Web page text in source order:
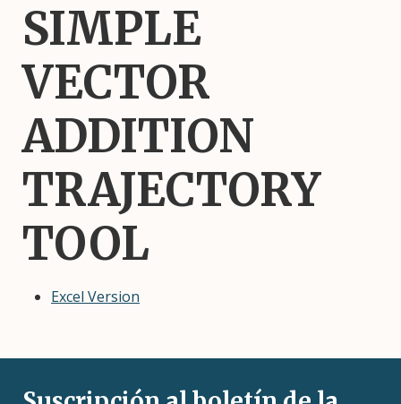
SIMPLE
VECTOR
ADDITION
TRAJECTORY
TOOL
Excel Version